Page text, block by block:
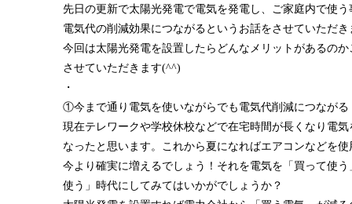
先日の更新で太陽光発電で電気を発電し、ご家庭内で使
電気代の削減効果につながるというお話をさせていただき
今回は太陽光発電を設置したらどんなメリットがあるのか
させていただきます(^^)
・
①今まで通り電気を使いながらでも電気代削減につながる
現在テレワークや学校休校などで在宅時間が長くなり電
なったと思います。これから夏になればエアコンなどを
今より確実に増えるでしょう！それを電気を「買って使
使う」時代にしてみてはいかがでしょうか？